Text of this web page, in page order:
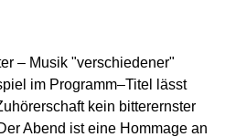
– Musik "verschiedener"
im Programm–Titel lässt
kein bitterernster
Abend ist eine Hommage an